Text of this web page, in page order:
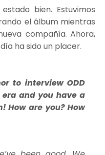
estado bien. Estuvimos
el álbum mientras
compañía. Ahora,
ha sido un placer.
to interview ODD
era and you have a
How are you? How